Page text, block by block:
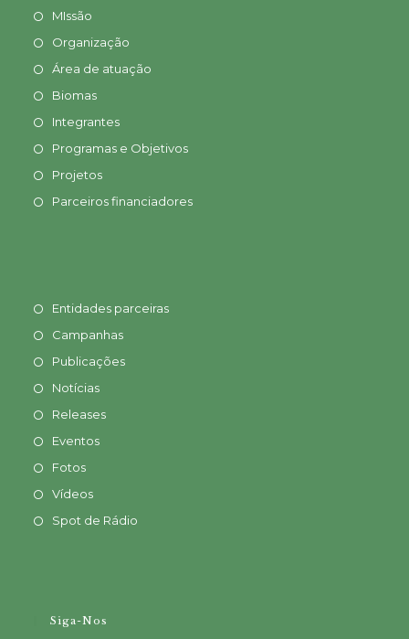
MIssão
Organização
Área de atuação
Biomas
Integrantes
Programas e Objetivos
Projetos
Parceiros financiadores
Entidades parceiras
Campanhas
Publicações
Notícias
Releases
Eventos
Fotos
Vídeos
Spot de Rádio
Siga-Nos